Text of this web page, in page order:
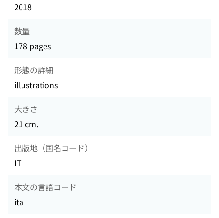
2018
数量
178 pages
形態の詳細
illustrations
大きさ
21 cm.
出版地（国名コード）
IT
本文の言語コード
ita